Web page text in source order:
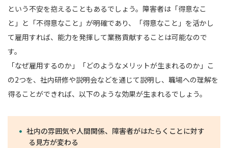
という不安を抱えることもあるでしょう。障害者は「得意なこ
と」と「不得意なこと」が明確であり、「得意なこと」を活かし
て雇用すれば、能力を発揮して業務貢献することは可能なので
す。
「なぜ雇用するのか」「どのようなメリットが生まれるのか」こ
の2つを、社内研修や説明会などを通じて説明し、職場への理解を
得ることができれば、以下のような効果が生まれるでしょう。
社内の雰囲気や人間関係、障害者がはたらくことに対す
る見方が変わる